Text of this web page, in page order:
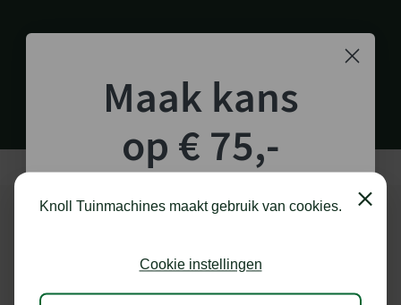
ONZE MERKEN
Knoll Tuinmachines maakt gebruik van cookies. Close
Cookie instellingen
Maak kans
op € 75,-
shoptegoed!
kans op €75,- te besteden op onze webshop.